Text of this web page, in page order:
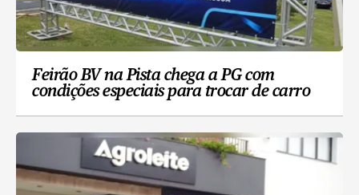
Feirão BV na Pista chega a PG com
condições especiais para trocar de carro